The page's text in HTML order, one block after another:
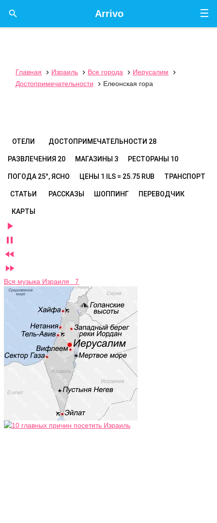
☰
Arrivo

Главная  Израиль  Все города  Иерусалим

Достопримечательности
 Елеонская гора
ОТЕЛИ ДОСТОПРИМЕЧАТЕЛЬНОСТИ 28
РАЗВЛЕЧЕНИЯ 20 МАГАЗИНЫ 3 РЕСТОРАНЫ 10
ПОГОДА 25°, ЯСНО ЦЕНЫ 1 ILS = 25.75 RUB ТРАНСПОРТ
СТАТЬИ РАССКАЗЫ ШОППИНГ ПЕРЕВОДЧИК
КАРТЫ




Вся музыка Израиля 7